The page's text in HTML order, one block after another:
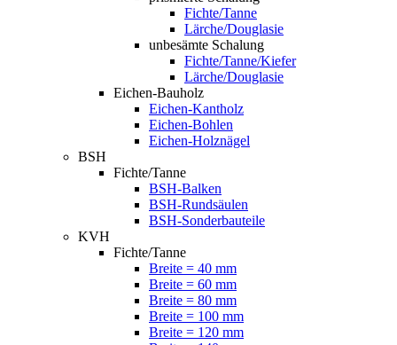
Fichte/Tanne
Lärche/Douglasie
unbesämte Schalung
Fichte/Tanne/Kiefer
Lärche/Douglasie
Eichen-Bauholz
Eichen-Kantholz
Eichen-Bohlen
Eichen-Holznägel
BSH
Fichte/Tanne
BSH-Balken
BSH-Rundsäulen
BSH-Sonderbauteile
KVH
Fichte/Tanne
Breite = 40 mm
Breite = 60 mm
Breite = 80 mm
Breite = 100 mm
Breite = 120 mm